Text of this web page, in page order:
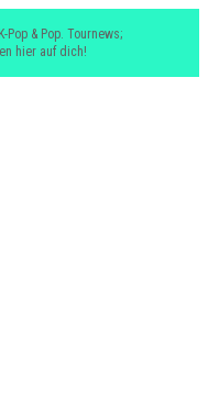
Pop & Pop. Tournews;
hier auf dich!